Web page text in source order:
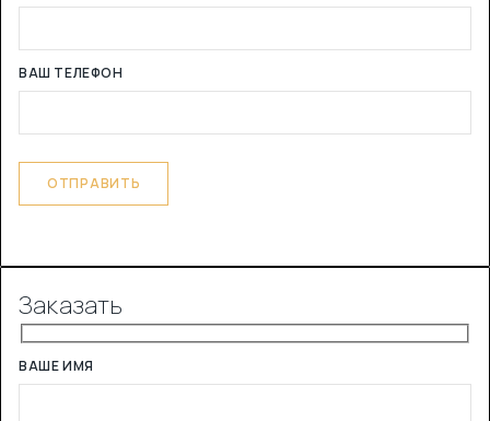
ВАШ ТЕЛЕФОН
Заказать
ВАШЕ ИМЯ